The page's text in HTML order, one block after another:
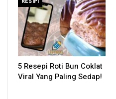
5 Resepi Roti Bun Coklat
Viral Yang Paling Sedap!